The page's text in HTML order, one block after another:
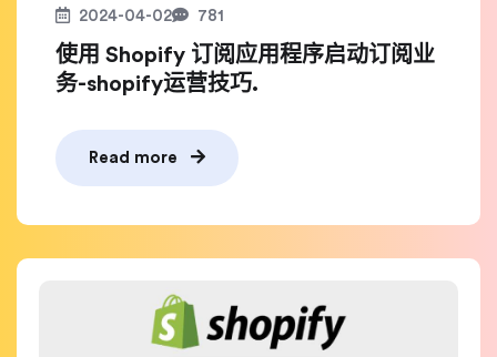
2024-04-02 781
使用 Shopify 订阅应用程序启动订阅业
务-shopify运营技巧.
Read more